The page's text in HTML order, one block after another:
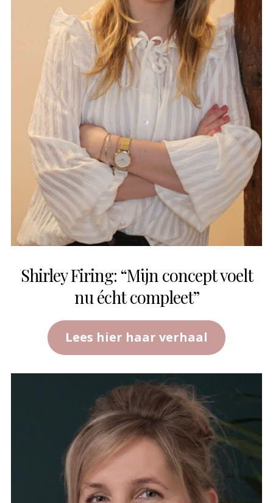
Shirley Firing: “Mijn concept voelt
nu écht compleet”
Lees hier haar verhaal